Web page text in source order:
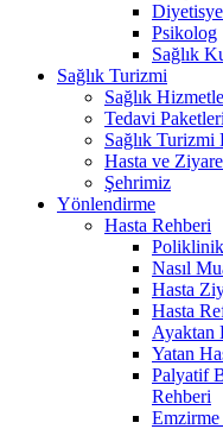
Psikolog
Sağlık
Sağlık Turizmi
Sağlık
Tedavi Paketleri
Sağlık Turizmi
Hasta ve
Şehrimiz
Yönlendirme
Hasta Rehberi
Poliklinik
Nasıl
Hasta
Hasta
Ayaktan
Yatan
Palyatif
Rehberi
Emzirme